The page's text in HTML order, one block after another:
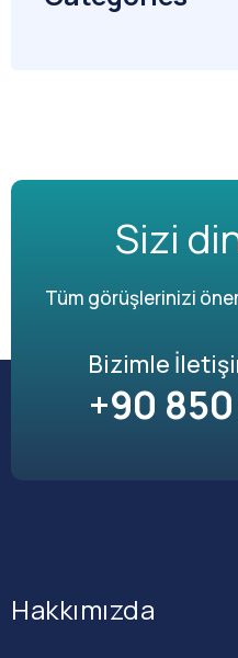
Sizi
Tüm görüşlerinizi
Bizimle
+90
Hakkımızda